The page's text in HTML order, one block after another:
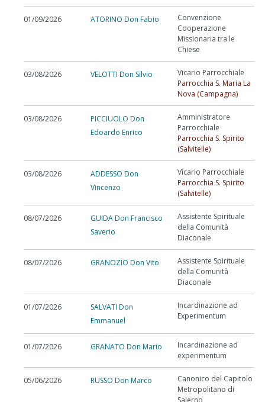
01/09/2026 ATORINO Don Fabio
Convenzione
Cooperazione
Missionaria tra le
Chiese
03/08/2026 VELOTTI Don Silvio
Vicario Parrocchiale
Parrocchia S. Maria La
Nova (Campagna)
03/08/2026
PICCIUOLO Don
Edoardo Enrico
Amministratore
Parrocchiale
Parrocchia S. Spirito
(Salvitelle)
03/08/2026
ADDESSO Don
Vincenzo
Vicario Parrocchiale
Parrocchia S. Spirito
(Salvitelle)
08/07/2026
GUIDA Don Francisco
Saverio
Assistente Spirituale
della Comunità
Diaconale
08/07/2026 GRANOZIO Don Vito
Assistente Spirituale
della Comunità
Diaconale
01/07/2026
SALVATI Don
Emmanuel
Incardinazione ad
Experimentum
01/07/2026 GRANATO Don Mario
Incardinazione ad
experimentum
05/06/2026 RUSSO Don Marco
Canonico del Capitolo
Metropolitano di
Salerno